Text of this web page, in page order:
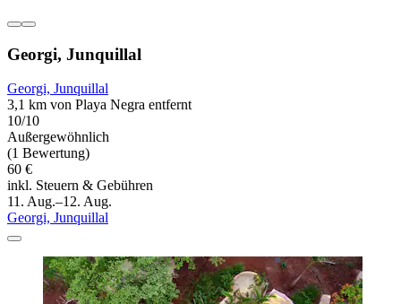
Georgi, Junquillal
Georgi, Junquillal
3,1 km von Playa Negra entfernt
10/10
Außergewöhnlich
(1 Bewertung)
60 €
inkl. Steuern & Gebühren
11. Aug.–12. Aug.
Georgi, Junquillal